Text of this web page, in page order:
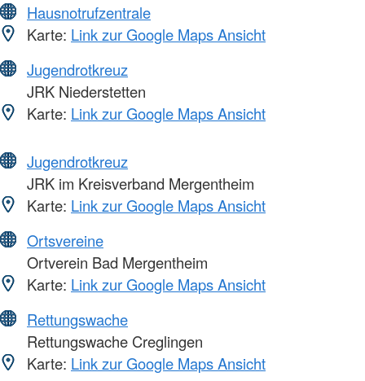
Hausnotrufzentrale
Karte: Link zur Google Maps Ansicht
Jugendrotkreuz
JRK Niederstetten
Karte: Link zur Google Maps Ansicht
Jugendrotkreuz
JRK im Kreisverband Mergentheim
Karte: Link zur Google Maps Ansicht
Ortsvereine
Ortverein Bad Mergentheim
Karte: Link zur Google Maps Ansicht
Rettungswache
Rettungswache Creglingen
Karte: Link zur Google Maps Ansicht